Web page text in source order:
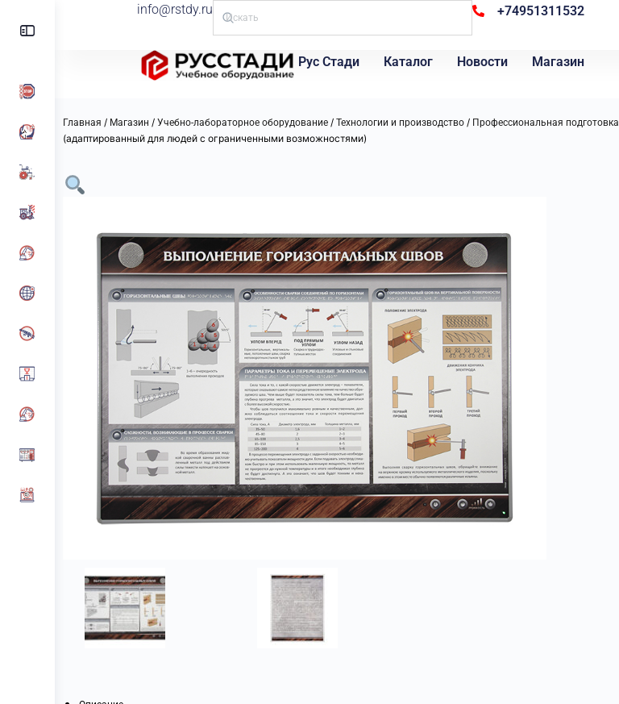
info@rstdy.ru +74951311532
Рус Стади Каталог Новости Магазин
Главная / Магазин / Учебно-лабораторное оборудование / Технологии и производство / Профессиональная подготовка
(адаптированный для людей с ограниченными возможностями)